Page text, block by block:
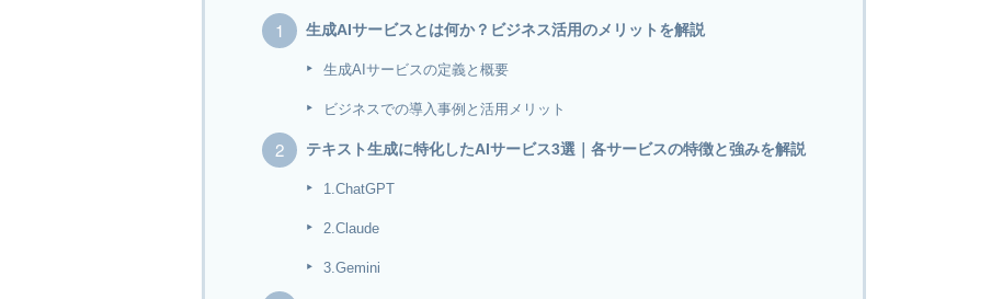
生成AIサービスとは何か？ビジネス活用のメリットを解説
生成AIサービスの定義と概要
ビジネスでの導入事例と活用メリット
テキスト生成に特化したAIサービス3選｜各サービスの特徴と強みを解説
1.ChatGPT
2.Claude
3.Gemini